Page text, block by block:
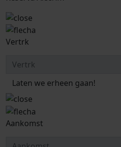
Vertrk
Laten we erheen gaan!
Aankomst